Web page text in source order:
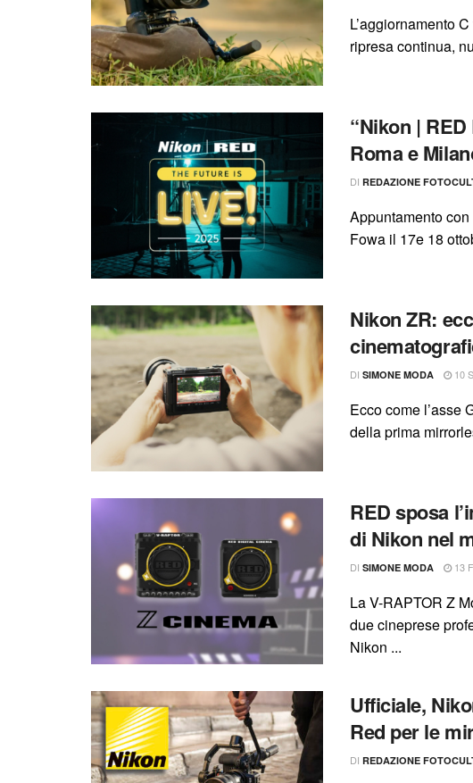
L’aggiornamento
ripresa continua,
“Nikon |
Roma e
DI REDAZIONE
Appuntamento
Fowa il 17e 18
Nikon ZR:
DI SIMONE MODA 10
Ecco come l’asse
della prima
RED sposa
di Nikon nel
DI SIMONE MODA 13
La V-RAPTOR Z
due cineprese
Nikon ...
Ufficiale,
Red per le
DI REDAZIONE